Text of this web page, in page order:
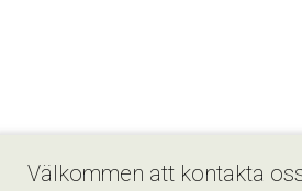
Välkommen att kontakta